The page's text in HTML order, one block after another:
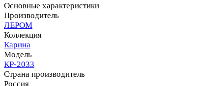
Основные характеристики
Производитель
ЛЕРОМ
Коллекция
Карина
Модель
КР-2033
Страна производитель
Россия